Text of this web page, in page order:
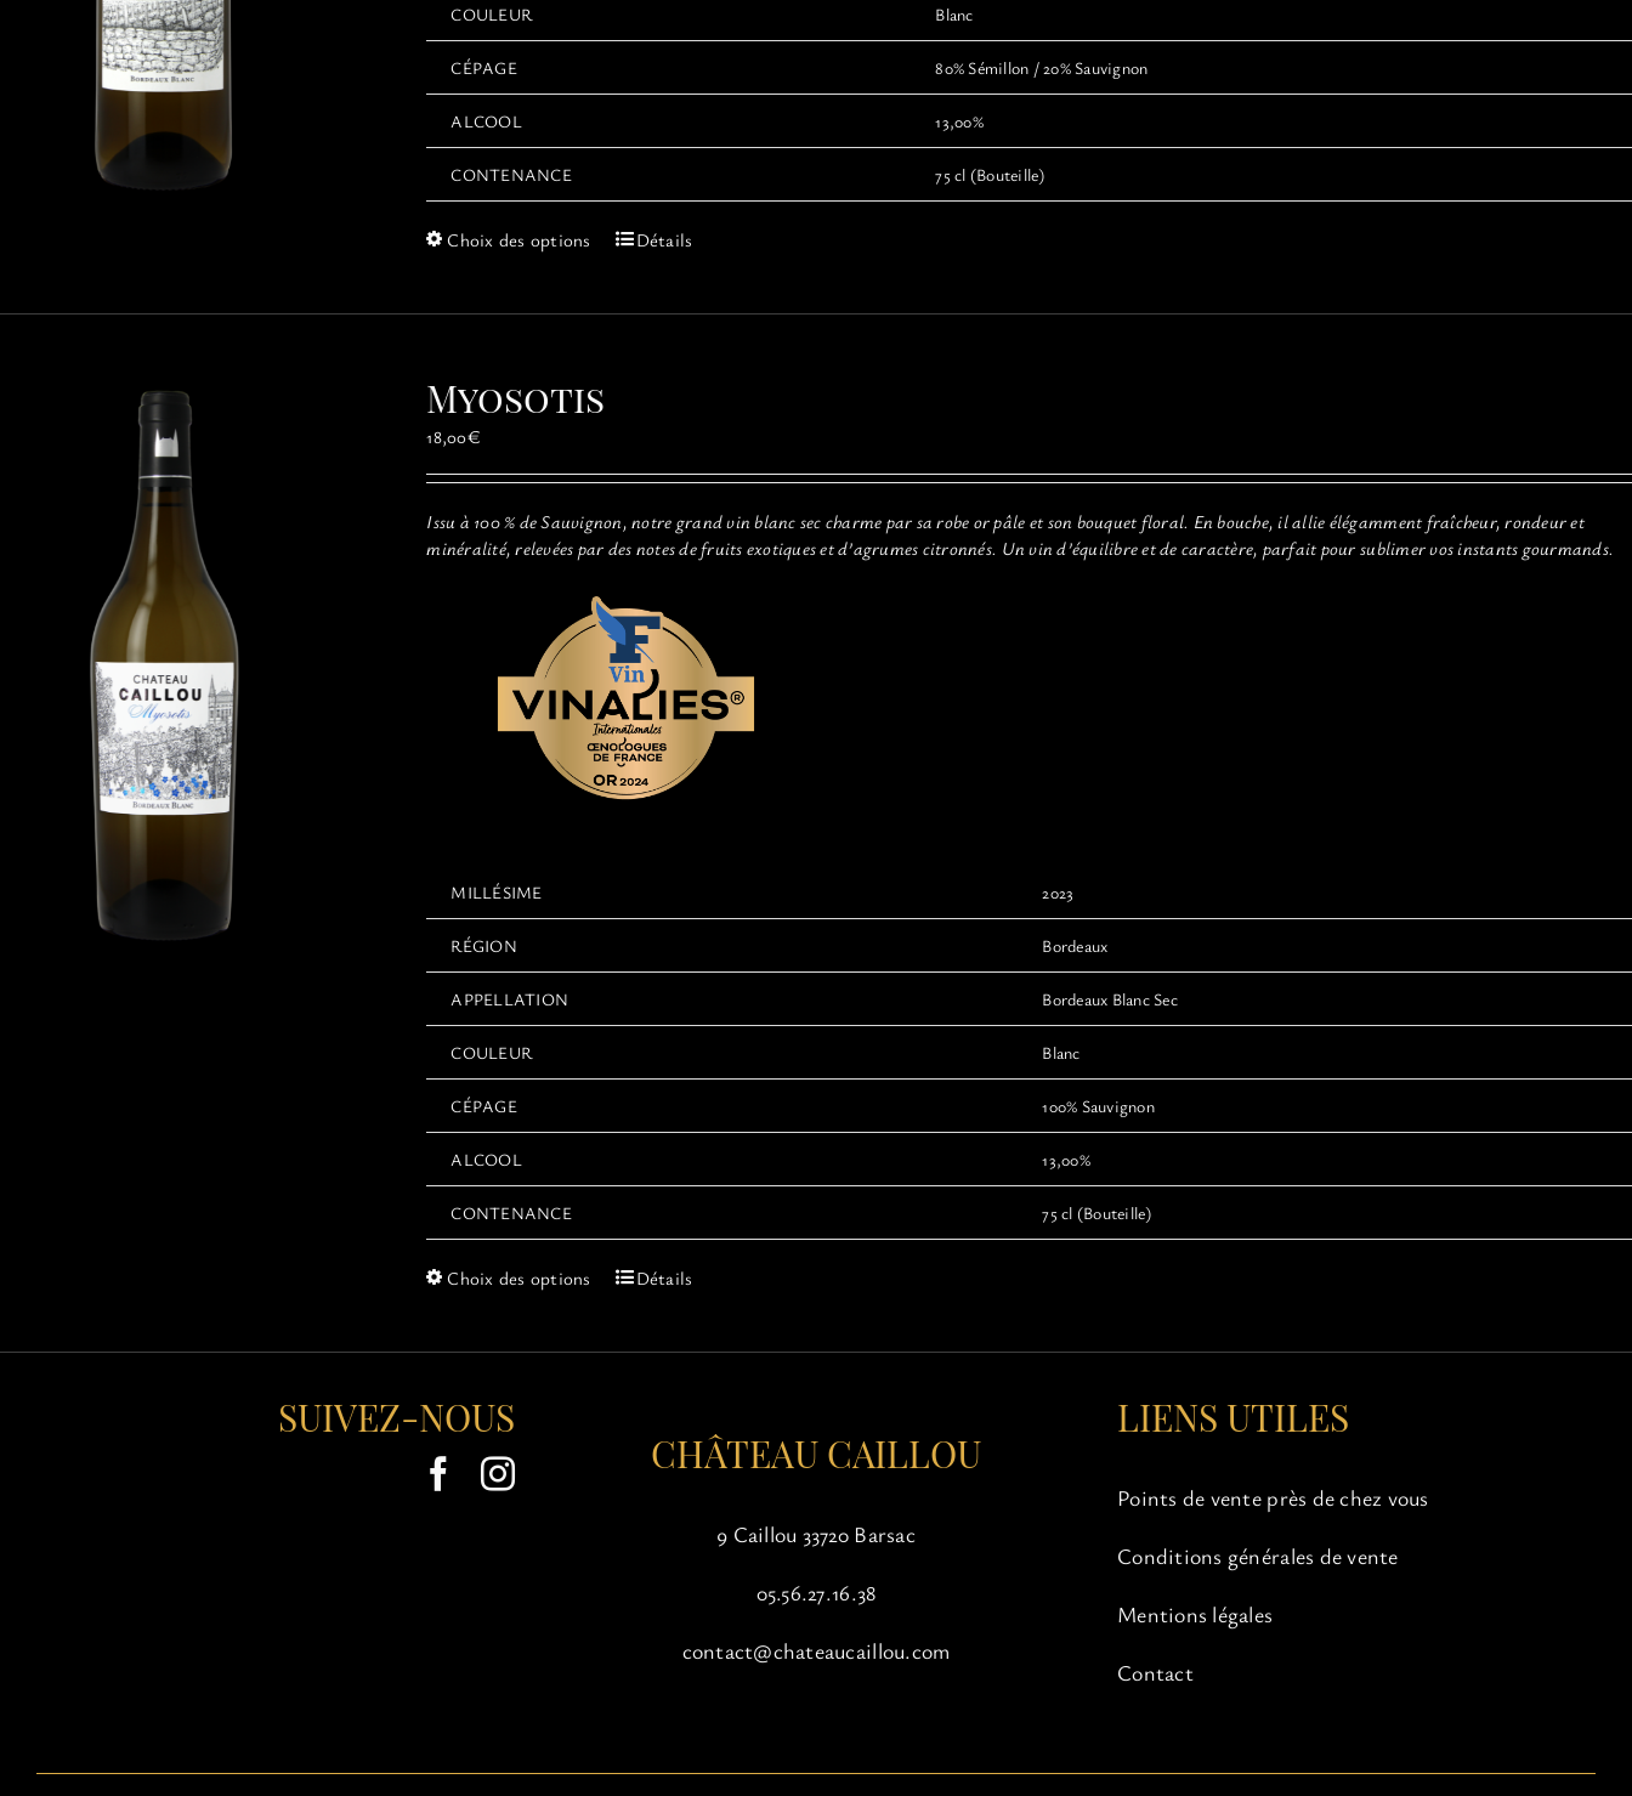
COULEUR Blanc
CÉPAGE 80% Sémillon / 20% Sauvignon
ALCOOL 13,00%
CONTENANCE 75 cl (Bouteille)
Choix des options
Ce
plusieurs
choisies
la
page
produit
Détails
Myosotis
18,00€
Issu à 100 % de Sauvignon, notre grand vin blanc sec charme par sa robe or pâle et son bouquet floral. En bouche, il allie élégamment fraîcheur, rondeur et
minéralité, relevées par des notes de fruits exotiques et d’agrumes citronnés. Un vin d’équilibre et de caractère, parfait pour sublimer vos instants gourmands.
MILLÉSIME 2023
RÉGION Bordeaux
APPELLATION Bordeaux Blanc Sec
COULEUR Blanc
CÉPAGE 100% Sauvignon
ALCOOL 13,00%
CONTENANCE 75 cl (Bouteille)
Choix des options
Ce
plusieurs
options
peuvent
Détails
SUIVEZ-NOUS
CHÂTEAU CAILLOU
9 Caillou 33720 Barsac
05.56.27.16.38
contact@chateaucaillou.com
LIENS UTILES
Points de vente près de chez vous
Conditions générales de vente
Mentions légales
Contact